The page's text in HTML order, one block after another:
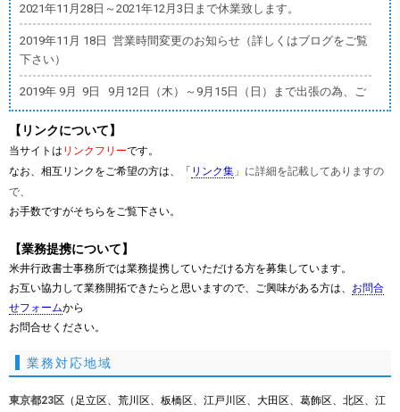
2021年11月28日～2021年12月3日まで休業致します。
2019年11月 18日 営業時間変更のお知らせ（詳しくはブログをご覧
下さい）
2019年 9月 9日 9月12日（木）～9月15日（日）まで出張の為、ご
連絡が遅く
なる場合があります。ご了承ください。
た。
2019年 4月 30日Origami Pay
2019年 4月 1日 【登録支援機関の登録申請 】のページを新設しま
した。
2018年11月 8日 【
た。
2018年10月17日 【
【リンクについて】
当サイトは リンクフリーです。
なお、相互リンクをご希望の方は、「 リンク集 」に詳細を記載してありますの
で、
お手数ですがそちらをご覧下さい。
【業務提携について】
米井行政書士事務所では業務提携していただける方を募集しています。
お互い協力して業務開拓できたらと思いますので、ご興味がある方は、 お問合
せフォームから
お問合せください。
業務対応地域
東京都23区 （足立区、荒川区、板橋区、江戸川区、大田区、葛飾区、北区、江